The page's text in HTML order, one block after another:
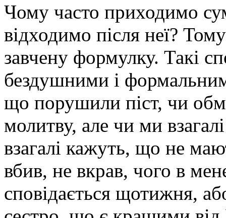
Чому часто приходимо
відходимо після неї?
завчену формулку. Такі
бездушними і
що порушили піст, чи
молитву, але чи ми
взагалі кажуть, що не
вбив, не вкрав, чого в
сповідається щотижня,